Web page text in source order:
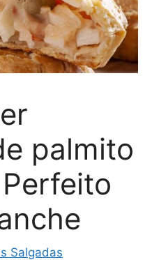
palmito
Salgadas